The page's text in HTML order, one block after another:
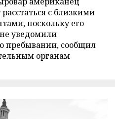
с близкими
поскольку его
уведомили
пребывании, сообщил
органам